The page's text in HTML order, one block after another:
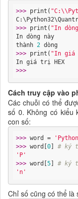
>>> print(
>>> print( "In
In dòng này
thành 2
>>> print( "In giá
In giá trị HEX
>>>
Cách truy cập vào
Các chuỗi có thể
số 0. Không có kiểu
con số:
>>> word =
>>> word[ 0] # ký
'P'
>>> word[ 5] # ký
'n'
Chỉ số cũng có thể là